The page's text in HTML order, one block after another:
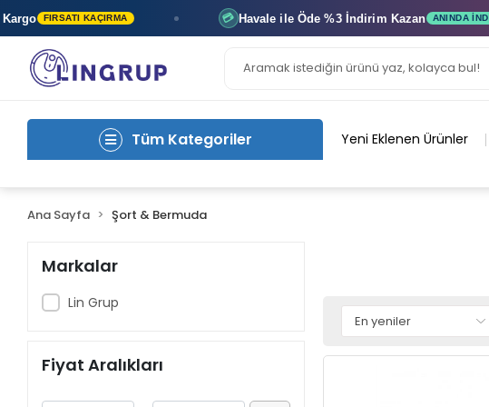
FIRSATI KAÇIRMA Havale ile Öde%3 İndirimKazan ANINDA İNDIRIM
Tüm Kategoriler Yeni Eklenen Ürünler
Ana Sayfa Şort & Bermuda
Markalar
Lin Grup
Fiyat Aralıkları